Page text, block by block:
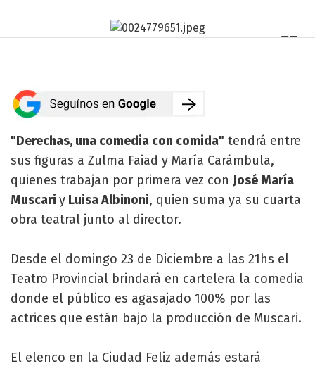
"Derechas, una comedia con comida" tendrá entre
sus figuras a Zulma Faiad y María Carámbula,
quienes trabajan por primera vez con José María
Muscari y Luisa Albinoni, quien suma ya su cuarta
obra teatral junto al director.
Desde el domingo 23 de Diciembre a las 21hs el
Teatro Provincial brindará en cartelera la comedia
donde el público es agasajado 100% por las
actrices que están bajo la producción de Muscari.
El elenco en la Ciudad Feliz además estará